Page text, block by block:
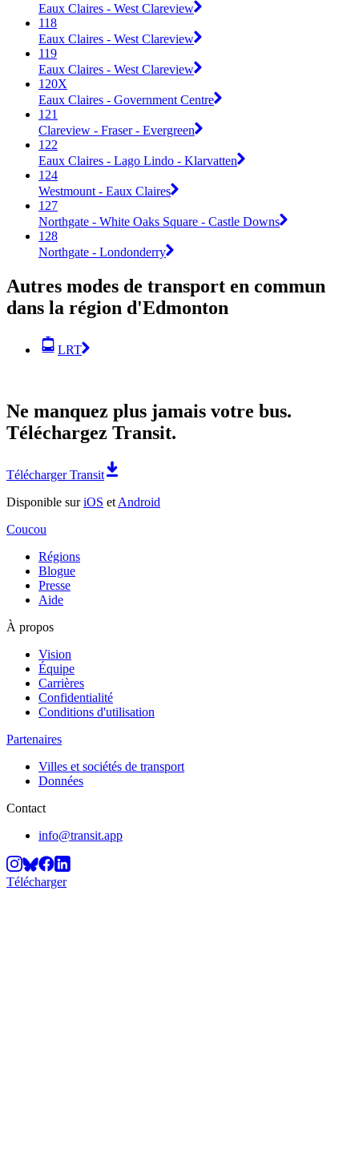
Eaux Claires - West Clareview
118
Eaux Claires - West Clareview
119
Eaux Claires - West Clareview
120X
Eaux Claires - Government Centre
121
Clareview - Fraser - Evergreen
122
Eaux Claires - Lago Lindo - Klarvatten
124
Westmount - Eaux Claires
127
Northgate - White Oaks Square - Castle Downs
128
Northgate - Londonderry
Autres modes de transport en commun
dans la région d'Edmonton
LRT
Ne manquez plus jamais votre bus.
Téléchargez Transit.
Télécharger Transit
Disponible suriOS et Android
Coucou
Régions
Blogue
Presse
Aide
À propos
Vision
Équipe
Carrières
Confidentialité
Conditions d'utilisation
Partenaires
Villes et sociétés de transport
Données
Contact
info@transit.app
Télécharger